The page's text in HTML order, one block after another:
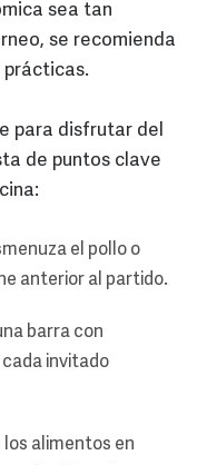
sea tan
se recomienda
prácticas.
para disfrutar del
de puntos clave
el pollo o
anterior al partido.
barra con
invitado
los alimentos en